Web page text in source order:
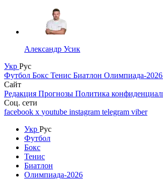
Александр Усик
Укр Рус
Футбол Бокс Тенис Биатлон Олимпиада-2026
Сайт
Редакция Прогнозы Политика
Соц. сети
facebook x youtube instagram telegram viber
Укр Рус
Футбол
Бокс
Тенис
Биатлон
Олимпиада-2026